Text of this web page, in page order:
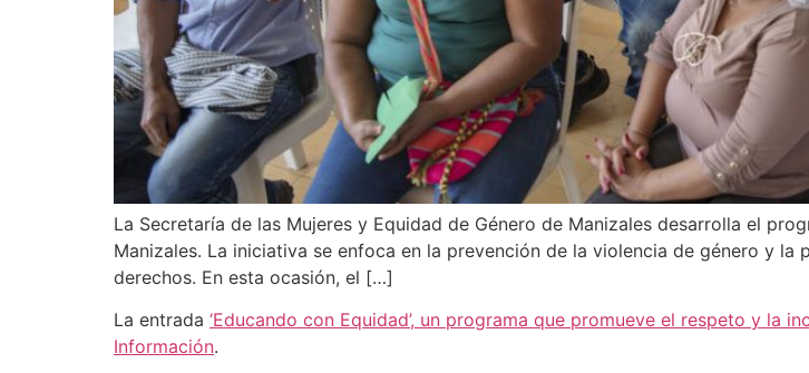
La Secretaría de las Mujeres y Equidad de Género de Manizales desarrolla el
Manizales. La iniciativa se enfoca en la prevención de la violencia de género y
derechos. En esta ocasión, el […]
La entrada ‘Educando con Equidad’, un programa que promueve el respeto y la
Información.